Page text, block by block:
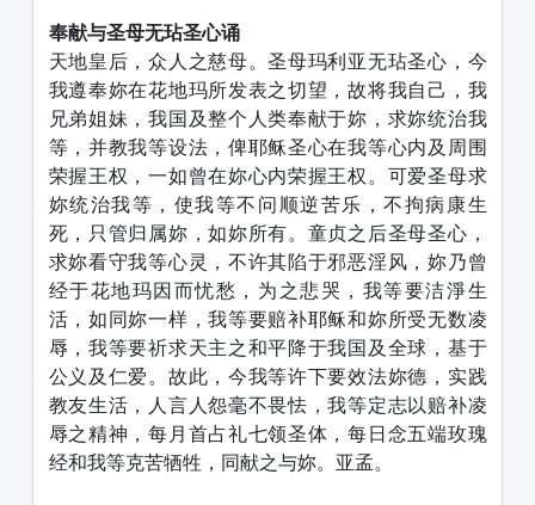
奉献与圣母无玷圣心诵
天地皇后，众人之慈母。圣母玛利亚无玷圣心，今
我遵奉妳在花地玛所发表之切望，故将我自己，我
兄弟姐妹，我国及整个人类奉献于妳，求妳统治我
等，并教我等设法，俾耶稣圣心在我等心内及周围
荣握王权，一如曾在妳心内荣握王权。可爱圣母求
妳统治我等，使我等不问顺逆苦乐，不拘病康生
死，只管归属妳，如妳所有。童贞之后圣母圣心，
求妳看守我等心灵，不许其陷于邪恶淫风，妳乃曾
经于花地玛因而忧愁，为之悲哭，我等要洁淨生
活，如同妳一样，我等要赔补耶稣和妳所受无数凌
辱，我等要祈求天主之和平降于我国及全球，基于
公义及仁爱。故此，今我等许下要效法妳德，实践
教友生活，人言人怨毫不畏怯，我等定志以赔补凌
辱之精神，每月首占礼七领圣体，每日念五端玫瑰
经和我等克苦牺牲，同献之与妳。亚孟。